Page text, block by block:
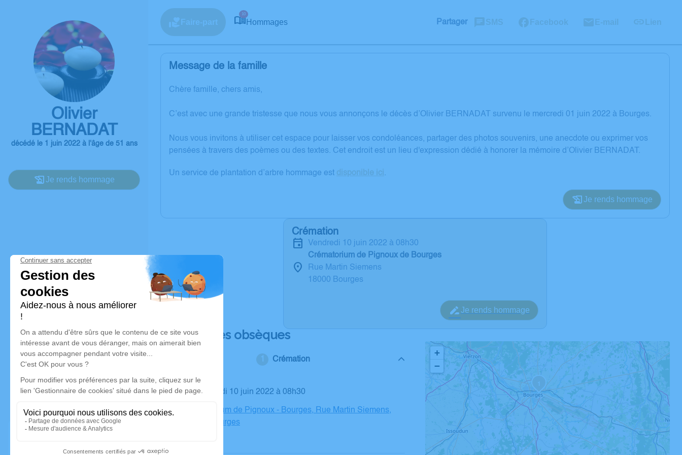
Olivier
BERNADAT
décédé le 1 juin 2022 à l'âge de 51 ans
Je rends hommage
Faire-part
10
Hommages Partager SMS Facebook E-mail Lien
Message de la famille
Chère famille, chers amis,
C’est avec une grande tristesse que nous vous annonçons le décès d’Olivier BERNADAT survenu le mercredi 01 juin 2022 à Bourges.
Nous vous invitons à utiliser cet espace pour laisser vos condoléances, partager des photos souvenirs, une anecdote ou exprimer vos
pensées à travers des poèmes ou des textes. Cet endroit est un lieu d'expression dédié à honorer la mémoire d’Olivier BERNADAT.
Un service de plantation d’arbre hommage est disponible ici .
Je rends hommage
Crémation
vendredi 10 juin 2022 à 08h30
Crématorium de Pignoux de Bourges
Rue Martin Siemens
18000 Bourges
Je rends hommage
Déroulé des obsèques
Crémation
Le vendredi 10 juin 2022 à 08h30
Crématorium de Pignoux - Bourges, Rue Martin Siemens,
18000 Bourges
1
+
−